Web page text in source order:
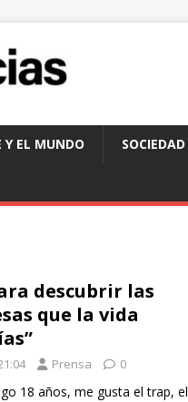
Y EL MUNDO SOCIEDAD
descubrir las
que la vida
Prensa 0
18 años, me gusta el trap, el